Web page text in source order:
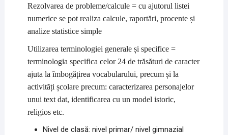
Rezolvarea de probleme/calcule = cu ajutorul listei
numerice se pot realiza calcule, raportări, procente și
analize statistice simple
Utilizarea terminologiei generale și specifice =
terminologia specifica celor 24 de trăsături de caracter
ajuta la îmbogățirea vocabularului, precum și la
activități școlare precum: caracterizarea personajelor
unui text dat, identificarea cu un model istoric,
religios etc.
Nivel de clasă: nivel primar/ nivel gimnazial